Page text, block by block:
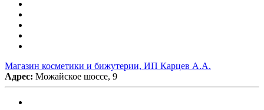
Магазин косметики и бижутерии, ИП Карцев А.А.
Адрес: Можайское шоссе, 9